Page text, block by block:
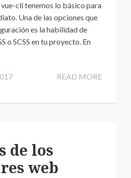
cli tenemos lo básico para
Una de las opciones que
es la habilidad de
o SCSS en tu proyecto. En
READ MORE
de los
web